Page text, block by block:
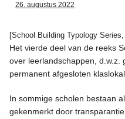
Tools
Team
Afdruk
Privacy
26. augustus 2022
[School Building Typology Series,
Het vierde deel van de reeks
over leerlandschappen, d.w.z.
permanent afgesloten
In sommige scholen bestaan
gekenmerkt door